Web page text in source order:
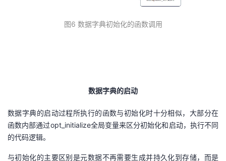
图6 数据字典初始化的函数调用
数据字典的启动
数据字典的启动过程所执行的函数与初始化时十分相似，大部分在
函数内部通过opt_initialize全局变量来区分初始化和启动，执行不同
的代码逻辑。
与初始化的主要区别是元数据不再需要生成并持久化到存储，而是